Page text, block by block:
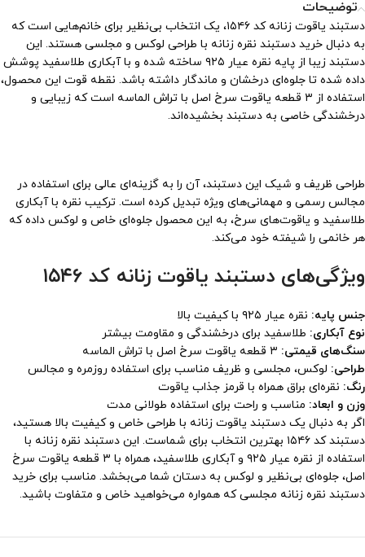
توضیحات
دستبند یاقوت زنانه کد ۱۵۴۶، یک انتخاب بی‌نظیر برای خانم‌هایی است که
به دنبال خرید دستبند نقره زنانه با طراحی لوکس و مجلسی هستند. این
دستبند زیبا از پایه نقره عیار ۹۲۵ ساخته شده و با آبکاری طلاسفید پوشش
داده شده تا جلوه‌ای درخشان و ماندگار داشته باشد. نقطه قوت این محصول،
استفاده از ۳ قطعه یاقوت سرخ اصل با تراش الماسه است که زیبایی و
درخشندگی خاصی به دستبند بخشیده‌اند.
طراحی ظریف و شیک این دستبند، آن را به گزینه‌ای عالی برای استفاده در
مجالس رسمی و مهمانی‌های ویژه تبدیل کرده است. ترکیب نقره با آبکاری
طلاسفید و یاقوت‌های سرخ، به این محصول جلوه‌ای خاص و لوکس داده که
هر خانمی را شیفته خود می‌کند.
ویژگی‌های دستبند یاقوت زنانه کد ۱۵۴۶
جنس پایه: نقره عیار ۹۲۵ با کیفیت بالا
نوع آبکاری: طلاسفید برای درخشندگی و مقاومت بیشتر
سنگ‌های قیمتی:
طراحی: لوکس، مجلسی و ظریف مناسب برای استفاده روزمره و مجالس
رنگ: نقره‌ای براق همراه با قرمز جذاب یاقوت
وزن و ابعاد: مناسب و راحت برای استفاده طولانی مدت
اگر به دنبال یک دستبند یاقوت زنانه با طراحی خاص و کیفیت بالا هستید،
دستبند کد ۱۵۴۶ بهترین انتخاب برای شماست. این دستبند نقره زنانه با
استفاده از نقره عیار ۹۲۵ و آبکاری طلاسفید، همراه با ۳ قطعه یاقوت سرخ
اصل، جلوه‌ای بی‌نظیر و لوکس به دستان شما می‌بخشد. مناسب برای خرید
دستبند نقره زنانه مجلسی که همواره می‌خواهید خاص و متفاوت باشید.